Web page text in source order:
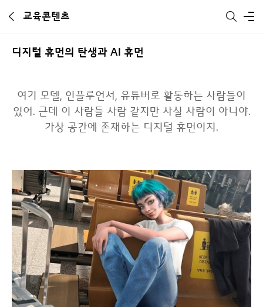
교육콘텐츠
디지털 휴먼의 탄생과 AI 휴먼
여기 모델, 인플루언서, 유튜버로 활동하는 사람들이
있어. 근데 이 사람들 사람 같지만 사실 사람이 아니야.
가상 공간에 존재하는 디지털 휴먼이지.